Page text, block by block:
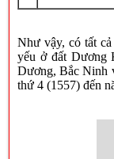
Như vậy, có tất
yếu ở đất Dương
Dương, Bắc Ninh
thứ 4 (1557) đến